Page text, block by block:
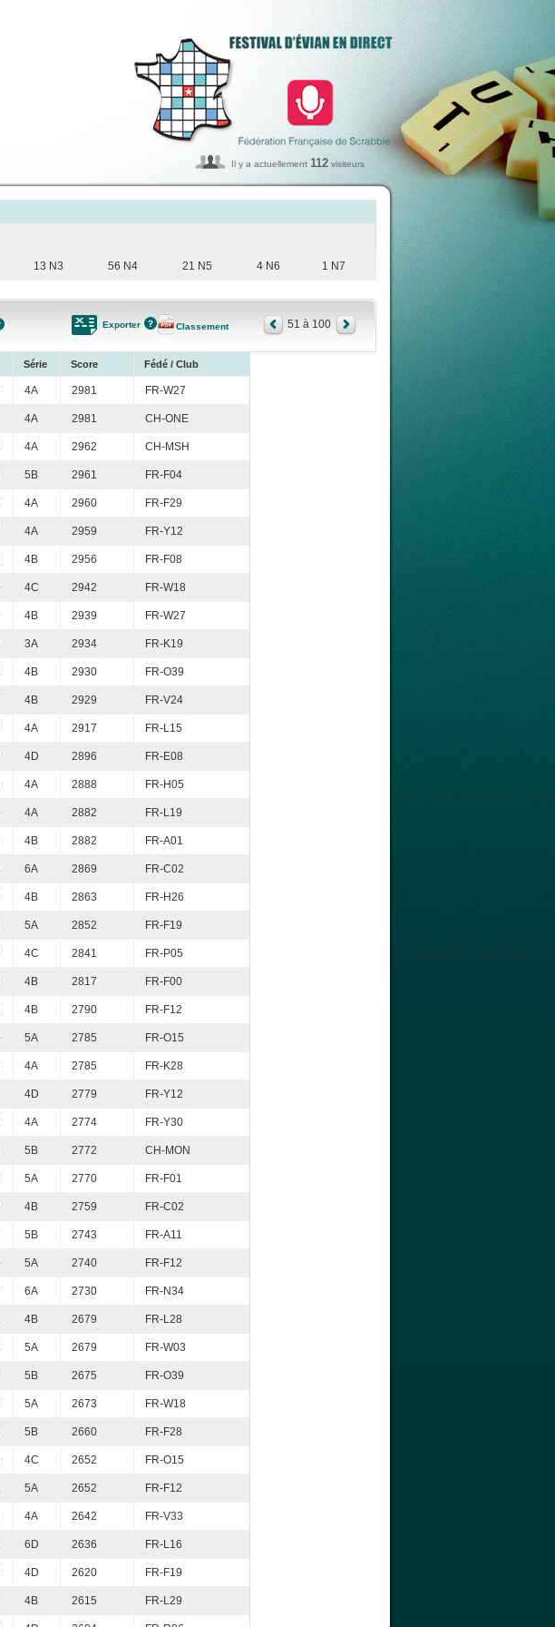
Il y a actuellement 112 visiteurs
13 N3 56 N4 21 N5 4 N6 1 N7
Exporter Classement 51 à 100
Série Score Fédé / Club
4A 2981 FR-W27
4A 2981 CH-ONE
4A 2962 CH-MSH
5B 2961 FR-F04
4A 2960 FR-F29
4A 2959 FR-Y12
4B 2956 FR-F08
4C 2942 FR-W18
4B 2939 FR-W27
3A 2934 FR-K19
4B 2930 FR-O39
4B 2929 FR-V24
4A 2917 FR-L15
4D 2896 FR-E08
4A 2888 FR-H05
4A 2882 FR-L19
4B 2882 FR-A01
6A 2869 FR-C02
4B 2863 FR-H26
5A 2852 FR-F19
4C 2841 FR-P05
4B 2817 FR-F00
4B 2790 FR-F12
5A 2785 FR-O15
4A 2785 FR-K28
4D 2779 FR-Y12
4A 2774 FR-Y30
5B 2772 CH-MON
5A 2770 FR-F01
4B 2759 FR-C02
5B 2743 FR-A11
5A 2740 FR-F12
6A 2730 FR-N34
4B 2679 FR-L28
5A 2679 FR-W03
5B 2675 FR-O39
5A 2673 FR-W18
5B 2660 FR-F28
4C 2652 FR-O15
5A 2652 FR-F12
4A 2642 FR-V33
6D 2636 FR-L16
4D 2620 FR-F19
4B 2615 FR-L29